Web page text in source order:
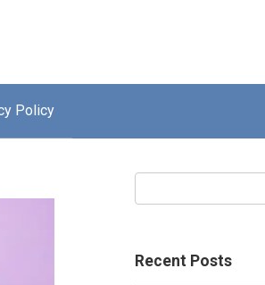
Policy
Recent Posts